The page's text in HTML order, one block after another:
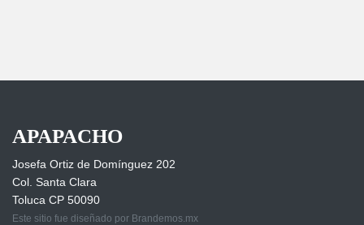
APAPACHO
Josefa Ortiz de Domínguez 202
Col. Santa Clara
Toluca CP 50090
Este sitio fue diseñado por Brandemos.mx